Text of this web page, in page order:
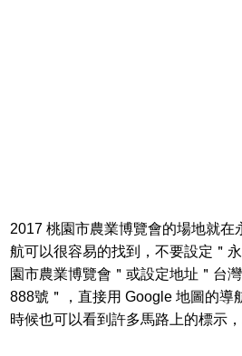
2017 桃園市農業博覽會的場地就在
航可以很容易的找到，不要設定＂
園市農業博覽會＂或設定地址＂台
888號＂，直接用 Google 地圖的導
時候也可以看到許多馬路上的標示，